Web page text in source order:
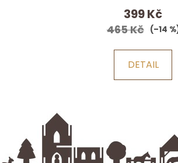
produktu
je
5
399 Kč
465 Kč (–14
DETAIL